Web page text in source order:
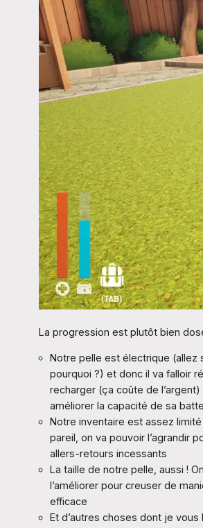
La progression est plutôt bien
Notre pelle est électrique (allez
pourquoi ?) et donc il va falloir
recharger (ça coûte de l’argent)
améliorer la capacité de sa
Notre inventaire est assez limité
pareil, on va pouvoir l’agrandir
allers-retours incessants
La taille de notre pelle, aussi !
l’améliorer pour creuser de
efficace
Et d’autres choses dont je vous